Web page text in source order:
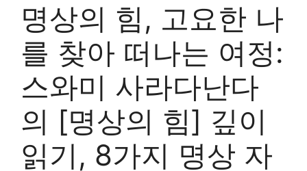
명상의 힘, 고요한 나
를 찾아 떠나는 여정:
스와미 사라다난다
의 [명상의 힘] 깊이
읽기, 8가지 명상 자